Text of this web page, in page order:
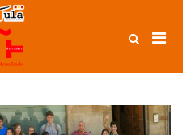
蒂亚图拉西班
卡教授西语课
程